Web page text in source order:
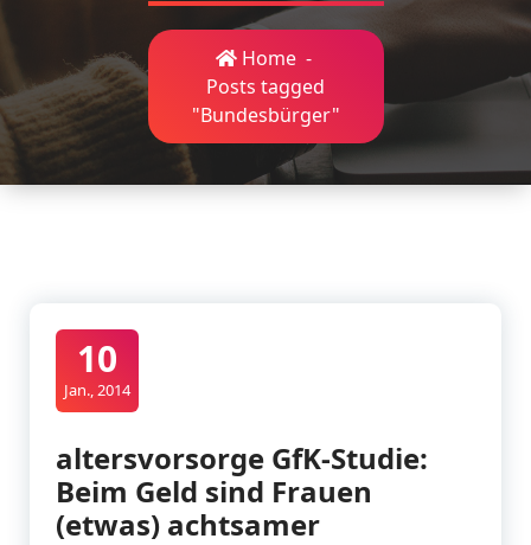
Home-
Posts tagged
"Bundesbürger"
10
Jan., 2014
altersvorsorge GfK-Studie:
Beim Geld sind Frauen
(etwas) achtsamer